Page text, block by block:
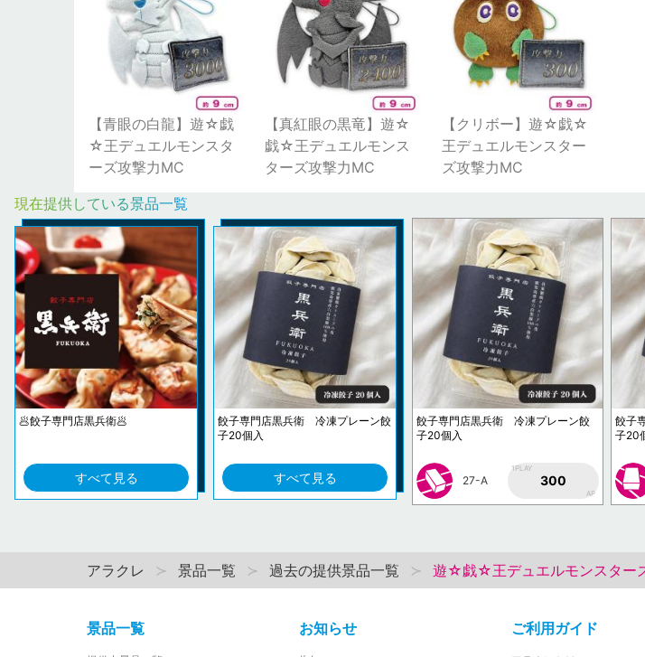
【青眼の白龍】遊☆戯
☆王デュエルモンスタ
ーズ攻撃力MC
【真紅眼の黒竜】遊☆
戯☆王デュエルモンス
ターズ攻撃力MC
【クリボー】遊☆戯☆
王デュエルモンスター
ズ攻撃力MC
現在提供している景品一覧
🥟餃子専門店黒兵衛🥟
すべて見る
餃子専門店黒兵衛 冷凍プレーン餃
子20個入
すべて見る
餃子専門店黒兵衛 冷凍プレーン餃
子20個入
27-A
1PLAY
300
AP
餃子
子20
アラクレ 景品一覧 過去の提供景品一覧 遊☆戯☆王デュエルモンスター
景品一覧 お知らせ ご利用ガイド